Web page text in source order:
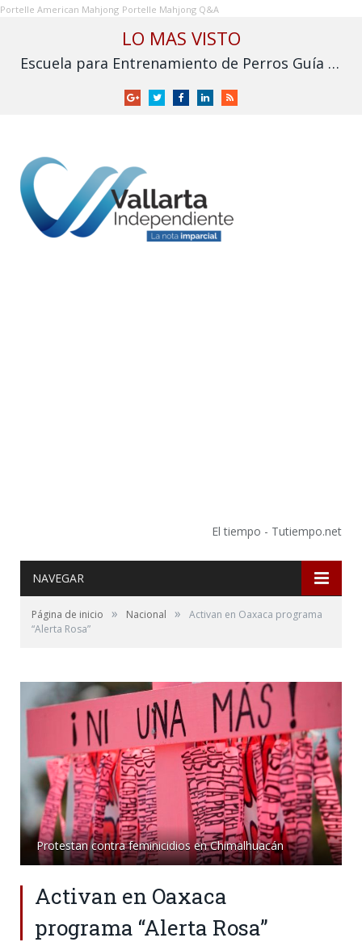
Portelle American Mahjong Portelle Mahjong Q&A
LO MAS VISTO
Escuela para Entrenamiento de Perros Guía para Ciegos I.A.P. solicita apoyo para no cerrar
GoogleTwitterFacebookLinkedInRSS
El tiempo - Tutiempo.net
NAVEGAR
Página de inicio » Nacional »
Activan en Oaxaca programa
“Alerta Rosa”
Protestan contra feminicidios en Chimalhuacán
Activan en Oaxaca
programa “Alerta Rosa”